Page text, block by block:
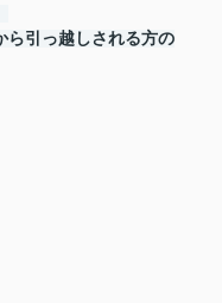
ら引っ越しされる方の